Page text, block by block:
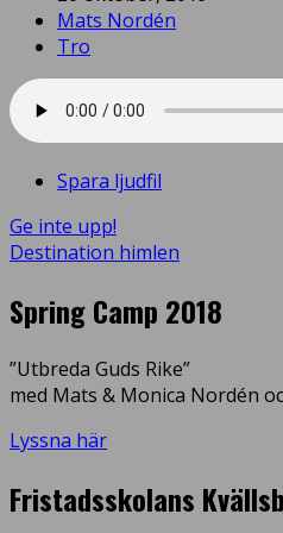
Mats Nordén
Tro
Spara ljudfil
Ge inte upp!
Destination himlen
Spring Camp 2018
”Utbreda Guds Rike”
med Mats & Monica Nordén
Lyssna här
Fristadsskolans